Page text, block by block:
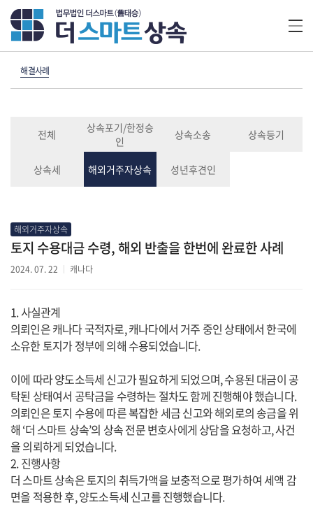
해결사례
전체
상속포기/한정승
인
상속소송 상속등기
상속세 해외거주자상속 성년후견인
해외거주자상속
토지 수용대금 수령, 해외 반출을 한번에 완료한 사례
2024. 07. 22 캐나다
1. 사실관계
의뢰인은 캐나다 국적자로, 캐나다에서 거주 중인 상태에서 한국에
소유한 토지가 정부에 의해 수용되었습니다.
이에 따라 양도소득세 신고가 필요하게 되었으며, 수용된 대금이 공
탁된 상태여서 공탁금을 수령하는 절차도 함께 진행해야 했습니다.
의뢰인은 토지 수용에 따른 복잡한 세금 신고와 해외로의 송금을 위
해 ‘더 스마트 상속’의 상속 전문 변호사에게 상담을 요청하고, 사건
을 의뢰하게 되었습니다.
2. 진행사항
더 스마트 상속은 토지의 취득가액을 보충적으로 평가하여 세액 감
면을 적용한 후, 양도소득세 신고를 진행했습니다.